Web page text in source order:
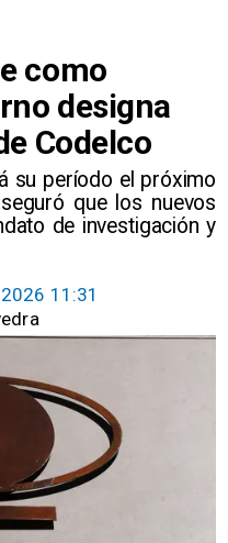
como
designa
Codelco
su período el próximo
que los nuevos
de investigación y
11:31